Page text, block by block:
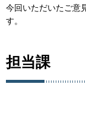
今回いただいたご意
す。
担当課